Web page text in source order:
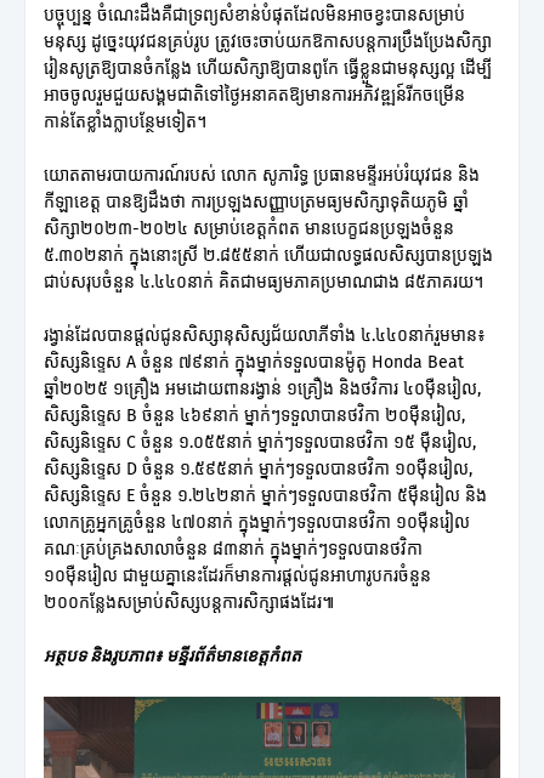
បច្ចុប្បន្ន ចំណេះដឹងគឺជាទ្រព្យសំខាន់បំផុតដែលមិនអាចខ្វះបានសម្រាប់
មនុស្ស ដូច្នេះយុវជនគ្រប់រូប ត្រូវចេះចាប់យកឱកាសបន្តការប្រឹងប្រែងសិក្សា
រៀនសូត្រឱ្យបានចំកន្លែង ហើយសិក្សាឱ្យបានពូកែ ធ្វើខ្លួនជាមនុស្សល្អ ដើម្បី
អាចចូលរួមជួយសង្គមជាតិទៅថ្ងៃអនាគតឱ្យមានការអភិវឌ្ឍន៍រីកចម្រើន
កាន់តែខ្លាំងក្លាបន្ថែមទៀត។
យោតតាមរបាយការណ៍របស់ លោក សូភារិទ្ធ ប្រធានមន្ទីរអប់រំយុវជន និង
កីឡាខេត្ត បានឱ្យដឹងថា ការប្រឡងសញ្ញាបត្រមធ្យមសិក្សាទុតិយភូមិ ឆ្នាំ
សិក្សា២០២៣-២០២៤ សម្រាប់ខេត្តកំពត មានបេក្ខជនប្រឡងចំនួន
៥.៣០២នាក់ ក្នុងនោះស្រី ២.៨៥៥នាក់ ហើយជាលទ្ធផលសិស្សបានប្រឡង
ជាប់សរុបចំនួន ៤.៤៤០នាក់ គិតជាមធ្យមភាគប្រមាណជាង ៨៥ភាគរយ។
រង្វាន់ដែលបានផ្តល់ជូនសិស្សានុសិស្សជ័យលាភីទាំង ៤.៤៤០នាក់រួមមាន៖
សិស្សនិទ្ទេស A ចំនួន ៧៩នាក់ ក្នុងម្នាក់ទទួលបានម៉ូតូ Honda Beat
ឆ្នាំ២០២៥ ១គ្រឿង អមដោយពានរង្វាន់ ១គ្រឿង និងថវិការ ៤០ម៉ឺនរៀល,
សិស្សនិទ្ទេស B ចំនួន ៤៦៩នាក់ ម្នាក់ៗទទួលាបានថវិកា ២០ម៉ឺនរៀល,
សិស្សនិទ្ទេស C ចំនួន ១.០៥៥នាក់ ម្នាក់ៗទទួលបានថវិកា ១៥ ម៉ឺនរៀល,
សិស្សនិទ្ទេស D ចំនួន ១.៥៩៥នាក់ ម្នាក់ៗទទួលបានថវិកា ១០ម៉ឺនរៀល,
សិស្សនិទ្ទេស E ចំនួន ១.២៤២នាក់ ម្នាក់ៗទទួលបានថវិកា ៥ម៉ឺនរៀល និង
លោកគ្រូអ្នកគ្រូចំនួន ៤៧០នាក់ ក្នុងម្នាក់ៗទទួលបានថវិកា ១០ម៉ឺនរៀល
គណៈគ្រប់គ្រងសាលាចំនួន ៨៣នាក់ ក្នុងម្នាក់ៗទទួលបានថវិកា
១០ម៉ឺនរៀល ជាមួយគ្នានេះដែរក៏មានការផ្ដល់ជូនអាហារូបករចំនួន
២០០កន្លែងសម្រាប់សិស្សបន្តការសិក្សាផងដែរ៕
អត្ថបទ និងរូបភាព៖ មន្ទីរព័ត៌មានខេត្តកំពត